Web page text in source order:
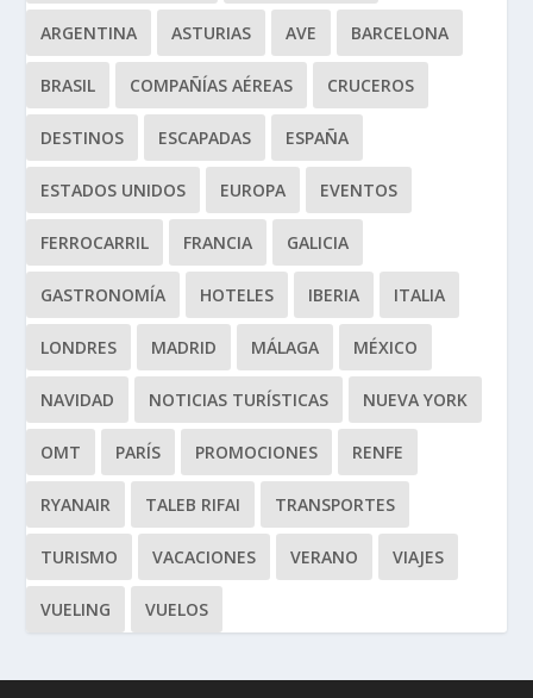
ARGENTINA ASTURIAS AVE BARCELONA
BRASIL COMPAÑÍAS AÉREAS CRUCEROS
DESTINOS ESCAPADAS ESPAÑA
ESTADOS UNIDOS EUROPA EVENTOS
FERROCARRIL FRANCIA GALICIA
GASTRONOMÍA HOTELES IBERIA ITALIA
LONDRES MADRID MÁLAGA MÉXICO
NAVIDAD NOTICIAS TURÍSTICAS NUEVA YORK
OMT PARÍS PROMOCIONES RENFE
RYANAIR TALEB RIFAI TRANSPORTES
TURISMO VACACIONES VERANO VIAJES
VUELING VUELOS